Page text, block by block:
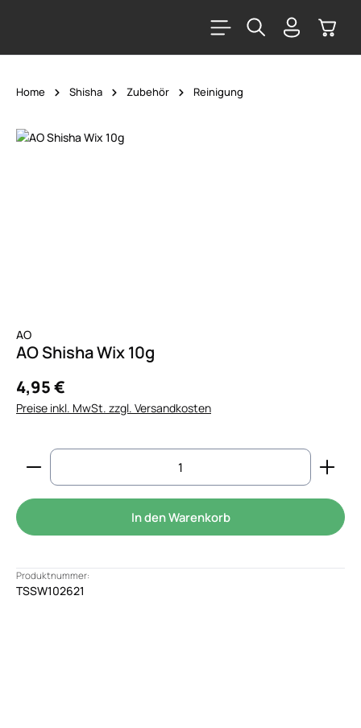
Home Shisha Zubehör Reinigung
Bildergalerie überspringen
AO
AO Shisha Wix 10g
4,95 €
Preise inkl. MwSt. zzgl. Versandkosten
Produkt Anzahl: Gib den gewünschten Wert
In den Warenkorb
Produktnummer:
TSSW102621